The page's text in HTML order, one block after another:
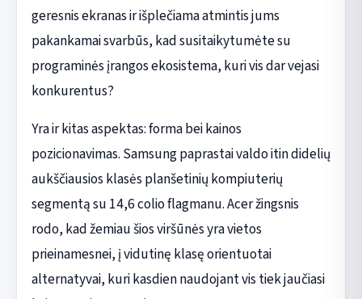
geresnis ekranas ir išplečiama atmintis jums
pakankamai svarbūs, kad susitaikytumėte su
programinės įrangos ekosistema, kuri vis dar vejasi
konkurentus?
Yra ir kitas aspektas: forma bei kainos
pozicionavimas. Samsung paprastai valdo itin didelių
aukščiausios klasės planšetinių kompiuterių
segmentą su 14,6 colio flagmanu. Acer žingsnis
rodo, kad žemiau šios viršūnės yra vietos
prieinamesnei, į vidutinę klasę orientuotai
alternatyvai, kuri kasdien naudojant vis tiek jaučiasi